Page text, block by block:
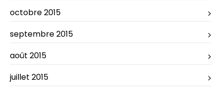
octobre 2015
septembre 2015
août 2015
juillet 2015